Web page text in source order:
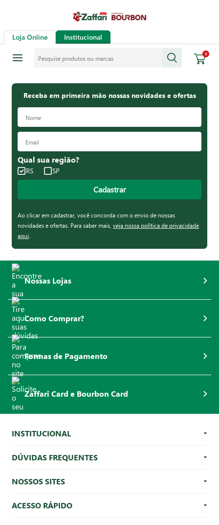
Loja Online Institucional
0
Receba em primeira mão nossas novidades e ofertas
Qual sua região?
RS SP
Cadastrar
Ao clicar em cadastrar, você concorda com o envio de nossas
novidades e ofertas. Para saber mais, veja nossa política de privacidade
aqui.
Nossas Lojas
Como Comprar?
Formas de Pagamento
Zaffari Card e Bourbon Card
INSTITUCIONAL
DÚVIDAS FREQUENTES
NOSSOS SITES
ACESSO RÁPIDO